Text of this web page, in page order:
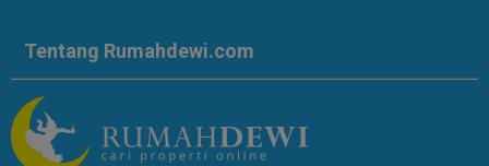
Tentang Rumahdewi.com